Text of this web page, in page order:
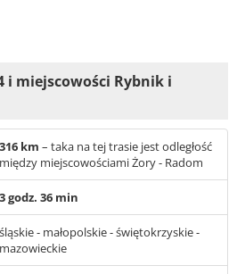
i miejscowości Rybnik i
316 km – taka na tej trasie jest odległość
między miejscowościami Żory - Radom
3 godz. 36 min
śląskie - małopolskie - świętokrzyskie -
mazowieckie